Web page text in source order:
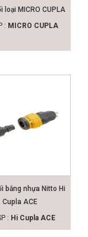
loại MICRO CUPLA
: MICRO CUPLA
bằng nhựa Nitto Hi
Cupla ACE
: Hi Cupla ACE